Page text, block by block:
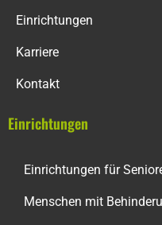
Einrichtungen
Karriere
Kontakt
Einrichtungen
Einrichtungen für
Menschen mit